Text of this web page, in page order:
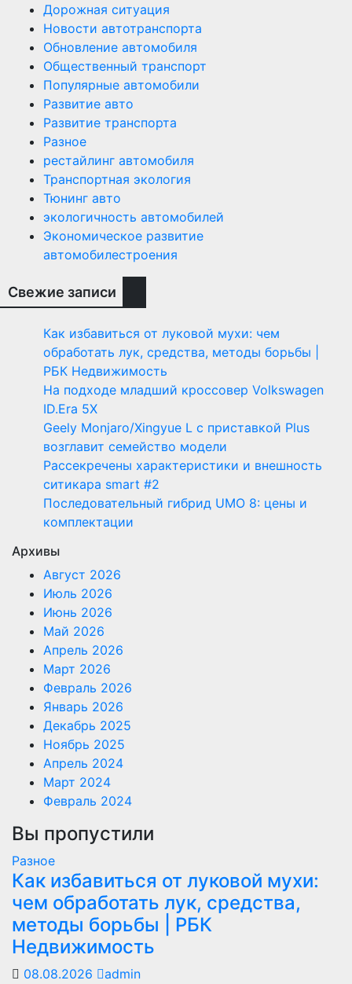
Дорожная ситуация
Новости автотранспорта
Обновление автомобиля
Общественный транспорт
Популярные автомобили
Развитие авто
Развитие транспорта
Разное
рестайлинг автомобиля
Транспортная экология
Тюнинг авто
экологичность автомобилей
Экономическое развитие
автомобилестроения
Свежие записи
Как избавиться от луковой мухи: чем
обработать лук, средства, методы борьбы |
РБК Недвижимость
На подходе младший кроссовер Volkswagen
ID.Era 5X
Geely Monjaro/Xingyue L с приставкой Plus
возглавит семейство модели
Рассекречены характеристики и внешность
ситикара smart #2
Последовательный гибрид UMO 8: цены и
комплектации
Архивы
Август 2026
Июль 2026
Июнь 2026
Май 2026
Апрель 2026
Март 2026
Февраль 2026
Январь 2026
Декабрь 2025
Ноябрь 2025
Апрель 2024
Март 2024
Февраль 2024
Вы пропустили
Разное
Как избавиться от луковой мухи:
чем обработать лук, средства,
методы борьбы | РБК
Недвижимость
08.08.2026 admin